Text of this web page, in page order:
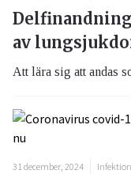
av
Att lära sig att andas
31 december, 2024